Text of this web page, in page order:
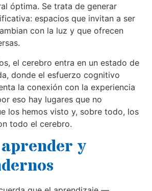
óptima. Se trata de generar
espacios que invitan a ser
con la luz y que ofrecen
el cerebro entra en un estado de
donde el esfuerzo cognitivo
la conexión con la experiencia
eso hay lugares que no
los hemos visto y, sobre todo, los
todo el cerebro.
y